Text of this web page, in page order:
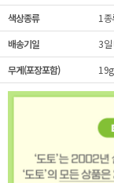
색상종류
1
배송기일
3일
무게(포장포함)
19g